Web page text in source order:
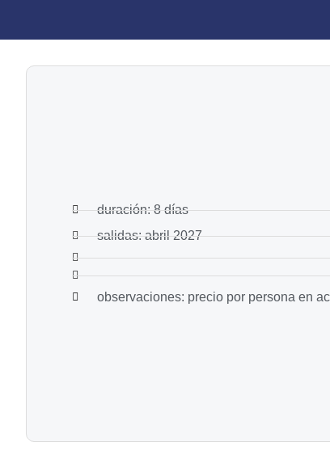
duración: 8 días
salidas: abril 2027
observaciones: precio por persona en